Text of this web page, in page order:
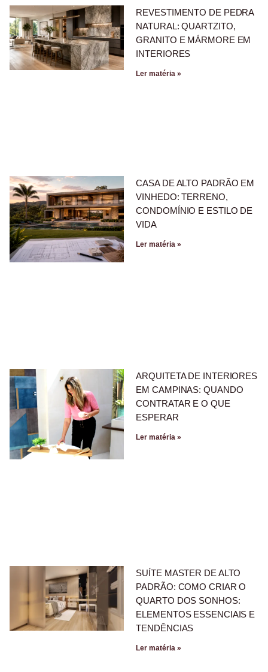
REVESTIMENTO DE PEDRA
NATURAL: QUARTZITO,
GRANITO E MÁRMORE EM
INTERIORES
Ler matéria »
CASA DE ALTO PADRÃO EM
VINHEDO: TERRENO,
CONDOMÍNIO E ESTILO DE
VIDA
Ler matéria »
ARQUITETA DE INTERIORES
EM CAMPINAS: QUANDO
CONTRATAR E O QUE
ESPERAR
Ler matéria »
SUÍTE MASTER DE ALTO
PADRÃO: COMO CRIAR O
QUARTO DOS SONHOS:
ELEMENTOS ESSENCIAIS E
TENDÊNCIAS
Ler matéria »